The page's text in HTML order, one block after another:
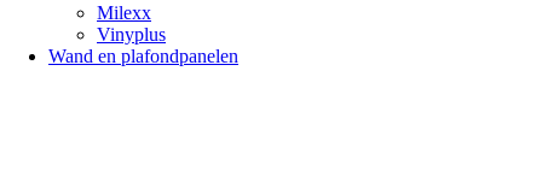
Milexx
Vinyplus
Wand en plafondpanelen